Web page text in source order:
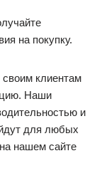
на покупку.
своим клиентам
Наши
и
для любых
нашем сайте